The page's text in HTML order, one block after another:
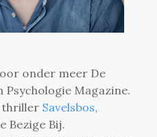
onder meer De
Psychologie Magazine.
thriller Savelsbos,
Bezige Bij.